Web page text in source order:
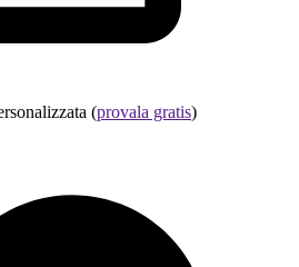
(provala gratis)